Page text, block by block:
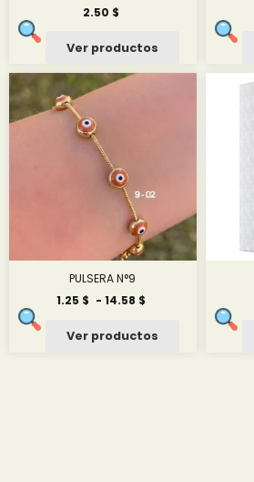
2.50 $
Ver productos
PULSERA N°9
1.25 $ - 14.58 $
desde
Ver productos